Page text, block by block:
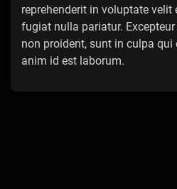
reprehenderit in voluptate velit
fugiat nulla pariatur.
non proident, sunt in culpa
anim id est laborum.